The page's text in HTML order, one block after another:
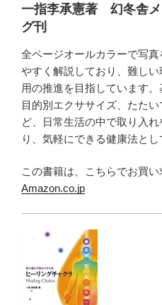
一指李承憲著 幻冬舎
グ刊
全ページオールカラーで写
やすく解説しており、難し
用の推進を目指しています。
目的別エクササイズ、たた
ど、日常生活の中で取り入
り、気軽にできる健康法とし
この書籍は、こちらでお買
Amazon.co.jp